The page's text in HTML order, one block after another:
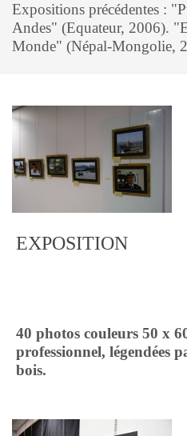
Expositions précédentes :
Andes" (Equateur, 2006).
Monde" (Népal-Mongolie,
EXPOSITION
40 photos couleurs 50 x
professionnel, légendées
bois.